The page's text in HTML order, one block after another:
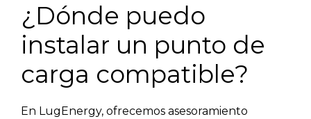
¿Dónde puedo
instalar un punto de
carga compatible?
En LugEnergy, ofrecemos asesoramiento